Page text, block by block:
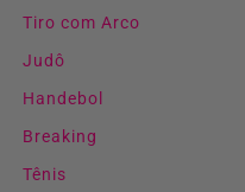
Tiro com Arco
Judô
Handebol
Breaking
Tênis